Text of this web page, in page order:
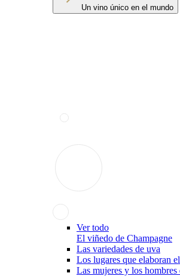
Un vino único en el mundo
Ver todo
El viñedo de Champagne
Las variedades de uva
Los lugares que elaboran
Las mujeres y los hombres